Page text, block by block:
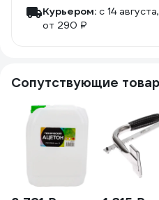
Курьером: c 14 августа,
от 290 ₽
Сопутствующие